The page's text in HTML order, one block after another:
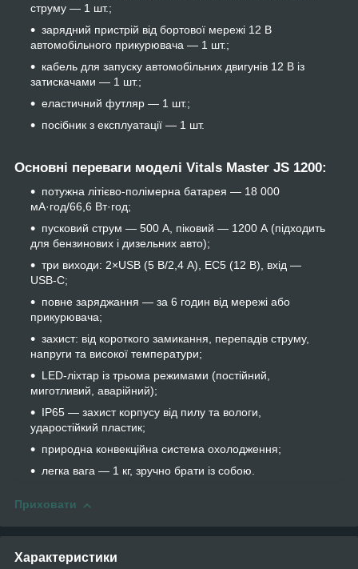
струму — 1 шт.;
зарядний пристрій від бортової мережі 12 В
автомобільного прикурювача — 1 шт.;
кабель для запуску автомобільних двигунів 12 В із
затискачами — 1 шт.;
еластичний футляр — 1 шт.;
посібник з експлуатації — 1 шт.
Основні переваги моделі Vitals Master JS 1200:
потужна літієво-полімерна батарея — 18 000
мА·год/66,6 Вт·год;
пусковий струм — 500 А, піковий — 1200 А (підходить
для бензинових і дизельних авто);
три виходи: 2×USB (5 В/2,4 А), EC5 (12 В), вхід —
USB-C;
повне заряджання — за 6 годин від мережі або
прикурювача;
захист: від короткого замикання, перепадів струму,
напруги та високої температури;
LED-ліхтар із трьома режимами (постійний,
миготливий, аварійний);
IP65 — захист корпусу від пилу та вологи,
ударостійкий пластик;
природна конвекційна система охолодження;
легка вага — 1 кг, зручно брати із собою.
Приховати
Характеристики